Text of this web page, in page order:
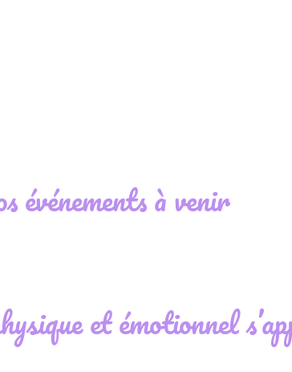
événements à venir
et émotionnel